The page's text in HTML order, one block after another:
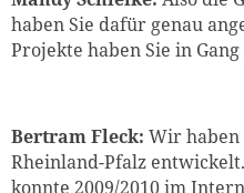
haben Sie dafür genau
Projekte haben Sie in
Bertram Fleck: Wir haben
Rheinland-Pfalz
konnte 2009/2010 im